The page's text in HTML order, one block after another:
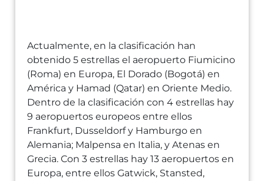
Actualmente, en la clasificación han
obtenido 5 estrellas el aeropuerto Fiumicino
(Roma) en Europa, El Dorado (Bogotá) en
América y Hamad (Qatar) en Oriente Medio.
Dentro de la clasificación con 4 estrellas hay
9 aeropuertos europeos entre ellos
Frankfurt, Dusseldorf y Hamburgo en
Alemania; Malpensa en Italia, y Atenas en
Grecia. Con 3 estrellas hay 13 aeropuertos en
Europa, entre ellos Gatwick, Stansted,